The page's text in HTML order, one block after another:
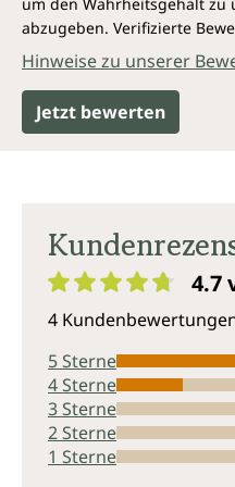
abzugeben. Verifizierte
Hinweise zu unserer
Jetzt bewerten
4.7
4
5 Sterne
4 Sterne
3 Sterne
2 Sterne
1 Sterne